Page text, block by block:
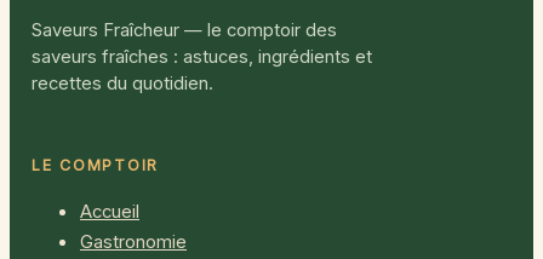
Saveurs Fraîcheur — le comptoir des
saveurs fraîches : astuces, ingrédients et
recettes du quotidien.
LE COMPTOIR
Accueil
Gastronomie